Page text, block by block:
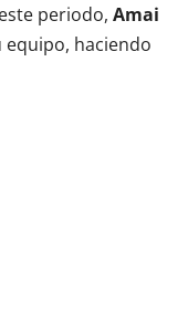
periodo, Amai
equipo, haciendo